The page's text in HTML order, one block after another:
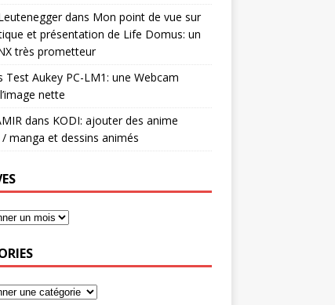
dans Mon point de vue sur
et présentation de Life Domus: un
très prometteur
Test Aukey PC-LM1: une Webcam
nette
dans KODI: ajouter des anime
manga et dessins animés